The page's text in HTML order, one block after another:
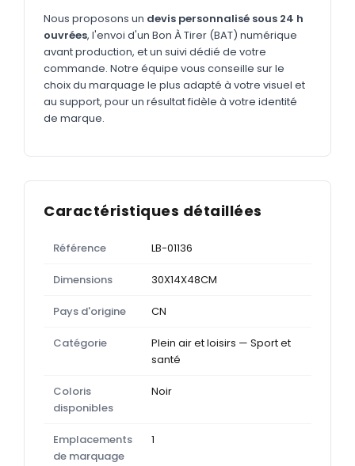
Technologie
Vêtements
Outils & porte-clés
Cuisine
Nous proposons un devis personnalisé sous 24 h
ouvrées, l'envoi d'un Bon À Tirer (BAT) numérique
avant production, et un suivi dédié de votre
commande. Notre équipe vous conseille sur le
choix du marquage le plus adapté à votre visuel et
au support, pour un résultat fidèle à votre identité
de marque.
Caractéristiques détaillées
Référence LB-01136
Dimensions 30X14X48CM
Pays d'origine CN
Catégorie
Plein air et loisirs — Sport et
santé
Coloris
disponibles
Noir
Emplacements
de marquage
1